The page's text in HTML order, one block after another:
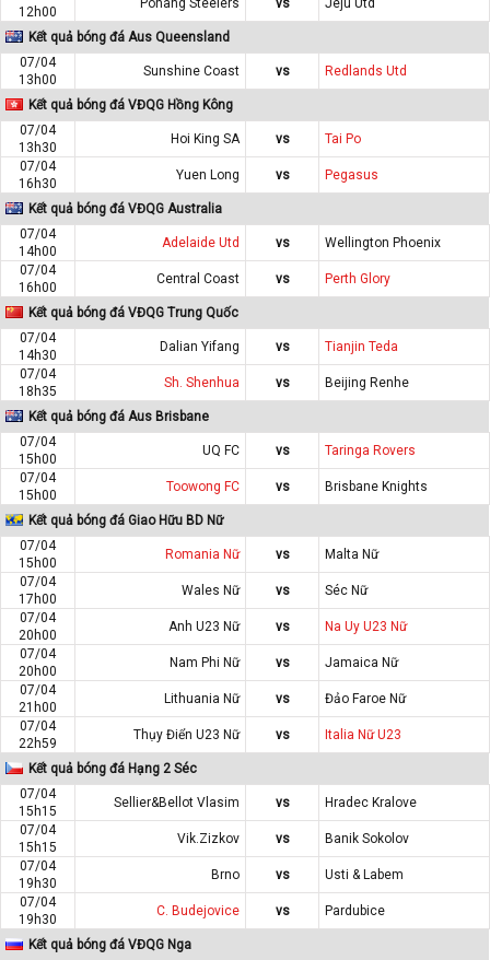
12h00
Kết quả bóng đá Aus Queensland
07/04
13h00
Sunshine Coast vs Redlands Utd
Kết quả bóng đá VĐQG Hồng Kông
07/04
13h30
Hoi King SA vs
Tai Po
07/04
16h30
Yuen Long vs Pegasus
Kết quả bóng đá VĐQG Australia
07/04
14h00
Adelaide Utd vs
Wellington Phoenix
07/04
16h00
Central Coast vs Perth Glory
Kết quả bóng đá VĐQG Trung Quốc
07/04
14h30
Dalian Yifang vs
Tianjin Teda
07/04
18h35
Sh. Shenhua vs Beijing Renhe
Kết quả bóng đá Aus Brisbane
07/04
15h00
UQ FC vs
Taringa Rovers
07/04
15h00
Toowong FC vs Brisbane Knights
Kết quả bóng đá Giao Hữu BD Nữ
07/04
15h00
Romania Nữ vs
Malta Nữ
07/04
17h00
Wales Nữ vs
Séc Nữ
07/04
20h00
Anh U23 Nữ vs
Na Uy U23 Nữ
07/04
20h00
Nam Phi Nữ vs
Jamaica Nữ
07/04
21h00
Lithuania Nữ vs
Đảo Faroe Nữ
07/04
22h59
Thụy Điển U23 Nữ vs Italia Nữ U23
Kết quả bóng đá Hạng 2 Séc
07/04
15h15
Sellier&Bellot Vlasim vs
Hradec Kralove
07/04
15h15
Vik.Zizkov vs
Banik Sokolov
07/04
19h30
Brno vs
Usti & Labem
07/04
19h30
C. Budejovice vs Pardubice
Kết quả bóng đá VĐQG Nga